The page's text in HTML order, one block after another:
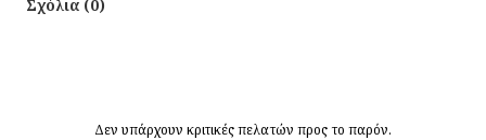
Σχόλια (0)
Δεν υπάρχουν κριτικές πελατών προς το παρόν.